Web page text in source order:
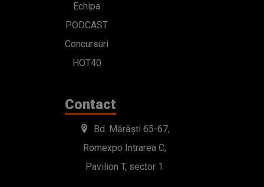
Echipa
PODCAST
Concursuri
HOT40
Contact
Bd. Mărăști 65-67,
Romexpo Intrarea C,
Pavilion T, sector 1